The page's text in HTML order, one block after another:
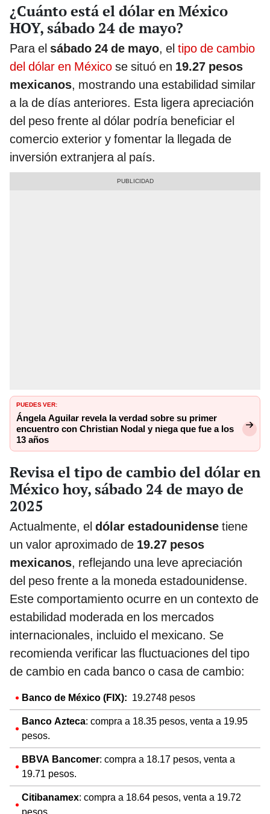
¿Cuánto está el dólar en México
HOY, sábado 24 de mayo?
Para el sábado 24 de mayo, el tipo de cambio
del dólar en México se situó en 19.27 pesos
mexicanos, mostrando una estabilidad similar
a la de días anteriores. Esta ligera apreciación
del peso frente al dólar podría beneficiar el
comercio exterior y fomentar la llegada de
inversión extranjera al país.
PUEDES VER:
Ángela Aguilar revela la verdad sobre su primer
encuentro con Christian Nodal y niega que fue a los
13 años
Revisa el tipo de cambio del dólar en
México hoy, sábado 24 de mayo de
2025
Actualmente, el dólar estadounidense tiene
un valor aproximado de 19.27 pesos
mexicanos, reflejando una leve apreciación
del peso frente a la moneda estadounidense.
Este comportamiento ocurre en un contexto de
estabilidad moderada en los mercados
internacionales, incluido el mexicano. Se
recomienda verificar las fluctuaciones del tipo
de cambio en cada banco o casa de cambio:
Banco de México (FIX): 19.2748 pesos
Banco Azteca: compra a 18.35 pesos, venta a 19.95
pesos.​
BBVA Bancomer: compra a 18.17 pesos, venta a
19.71 pesos.​
Citibanamex: compra a 18.64 pesos, venta a 19.72